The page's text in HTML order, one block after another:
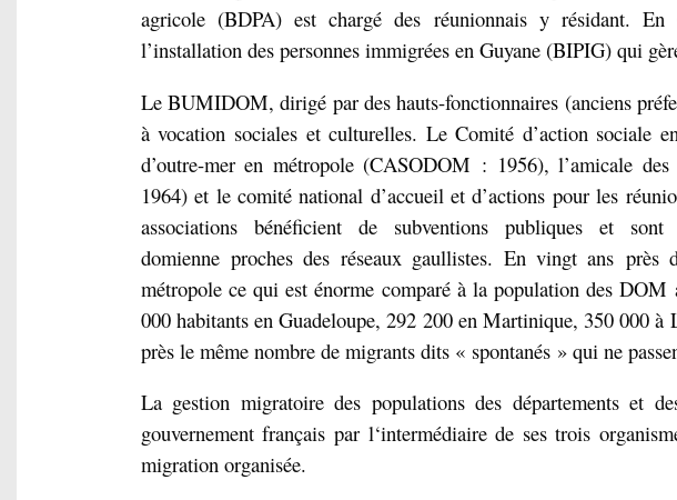
agricole (BDPA) est chargé des réunionnais y résidant. En
l’installation des personnes immigrées en Guyane (BIPIG) qui
Le BUMIDOM, dirigé par des hauts-fonctionnaires (anciens
à vocation sociales et culturelles. Le Comité d’action sociale
d’outre-mer en métropole (CASODOM : 1956), l’amicale
1964) et le comité national d’accueil et d’actions pour les
associations bénéficient de subventions publiques et sont
domienne proches des réseaux gaullistes. En vingt ans près
métropole ce qui est énorme comparé à la population des
000 habitants en Guadeloupe, 292 200 en Martinique, 350 000 à
près le même nombre de migrants dits « spontanés » qui ne
La gestion migratoire des populations des départements et
gouvernement français par l‘intermédiaire de ses trois
migration organisée.